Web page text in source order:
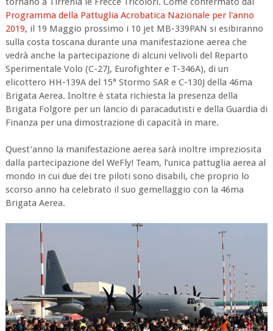
Programma della Pattuglia Acrobatica Nazionale per l'anno
2019, il 19 Maggio prossimo i 10 jet MB-339PAN si esibiranno
sulla costa toscana durante una manifestazione aerea che
vedrà anche la partecipazione di alcuni velivoli del Reparto
Sperimentale Volo (C-27J, Eurofighter e T-346A), di un
elicottero HH-139A del 15° Stormo SAR e C-130J della 46ma
Brigata Aerea. Inoltre è stata richiesta la presenza della
Brigata Folgore per un lancio di paracadutisti e della Guardia di
Finanza per una dimostrazione di capacità in mare.
Quest’anno la manifestazione aerea sarà inoltre impreziosita
dalla partecipazione del WeFly! Team, l’unica pattuglia aerea al
mondo in cui due dei tre piloti sono disabili, che proprio lo
scorso anno ha celebrato il suo gemellaggio con la 46ma
Brigata Aerea.